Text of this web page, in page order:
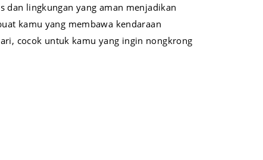
dan lingkungan yang aman menjadikan
kamu yang membawa kendaraan
cocok untuk kamu yang ingin nongkrong